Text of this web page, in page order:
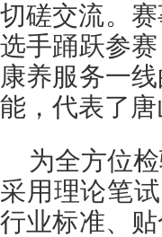
切磋交流。
选手踊跃参
康养服务一
能，代表了
为全方位
采用理论笔
行业标准、